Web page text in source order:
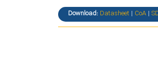
Download: Datasheet | CoA |